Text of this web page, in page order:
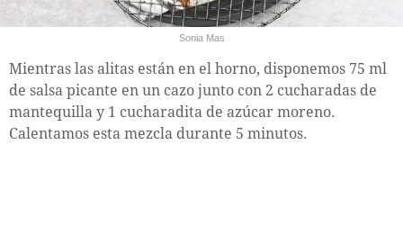
Sonia Mas
Mientras las alitas están en el horno, disponemos 75 ml
de salsa picante en un cazo junto con 2 cucharadas de
mantequilla y 1 cucharadita de azúcar moreno.
Calentamos esta mezcla durante 5 minutos.